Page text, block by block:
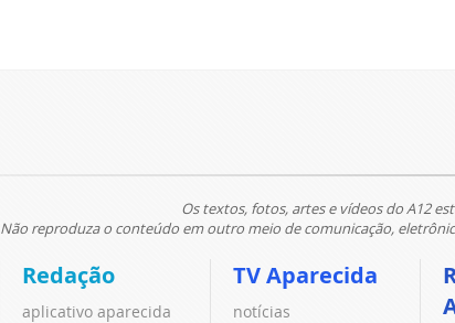
Os textos, fotos, artes e vídeos do A12
Não reproduza o conteúdo em outro meio de comunicação,
Redação
aplicativo aparecida
TV Aparecida
notícias